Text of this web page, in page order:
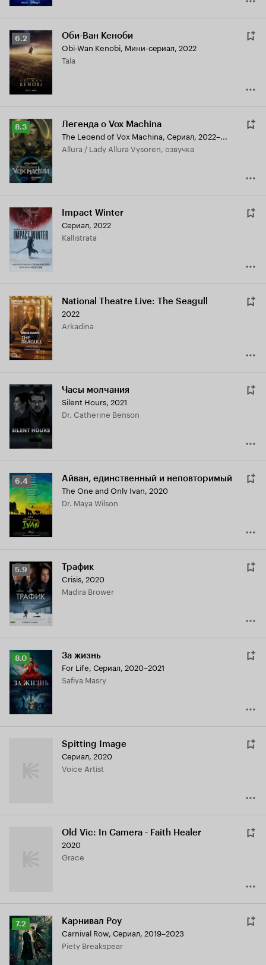
Рейтинг
Кинопоиска
6.2
6.2 Оби-Ван Кеноби
Obi-Wan Kenobi, Мини-сериал, 2022
Tala
Рейтинг
Кинопоиска
8.3
8.3 Легенда о Vox Machina
The Legend of Vox Machina, Сериал, 2022–...
Allura / Lady Allura Vysoren, озвучка
Impact Winter
Сериал, 2022
Kallistrata
National Theatre Live: The Seagull
2022
Arkadina
Часы молчания
Silent Hours, 2021
Dr. Catherine Benson
Рейтинг
Кинопоиска
6.4
6.4 Айван, единственный и неповторимый
The One and Only Ivan, 2020
Dr. Maya Wilson
Рейтинг
Кинопоиска
5.9
5.9 Трафик
Crisis, 2020
Madira Brower
Рейтинг
Кинопоиска
8.0
8.0 За жизнь
For Life, Сериал, 2020–2021
Safiya Masry
Spitting Image
Сериал, 2020
Voice Artist
Old Vic: In Camera - Faith Healer
2020
Grace
Рейтинг
Кинопоиска
7.2
7.2 Карнивал Роу
Carnival Row, Сериал, 2019–2023
Piety Breakspear